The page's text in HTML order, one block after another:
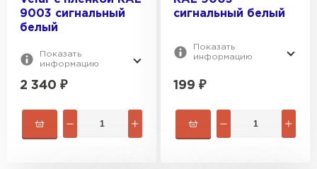
9003 сигнальный
белый
Показать
информацию
2 340 ₽
сигнальный белый
Показать
информацию
199 ₽
ПЕРЕЙТИ